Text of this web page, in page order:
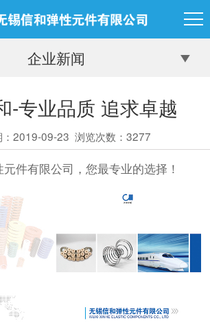
企业新闻
-专业品质 追求卓越
：2019-09-23 浏览次数：3277
件有限公司，您最专业的选择！